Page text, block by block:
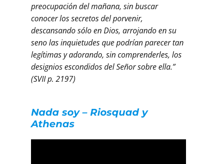
preocupación del mañana, sin buscar
conocer los secretos del porvenir,
descansando sólo en Dios, arrojando en su
seno las inquietudes que podrían parecer tan
legítimas y adorando, sin comprenderles, los
designios escondidos del Señor sobre ella.”
(SVII p. 2197)
Nada soy – Riosquad y
Athenas